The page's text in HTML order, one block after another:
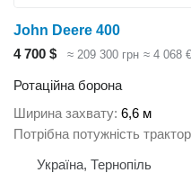
John Deere 400
4 700 $
≈ 209 300 грн ≈ 4 068 €
Ротаційна борона
Ширина захвату 6,6 м
Потрібна потужність
Україна, Тернопіль